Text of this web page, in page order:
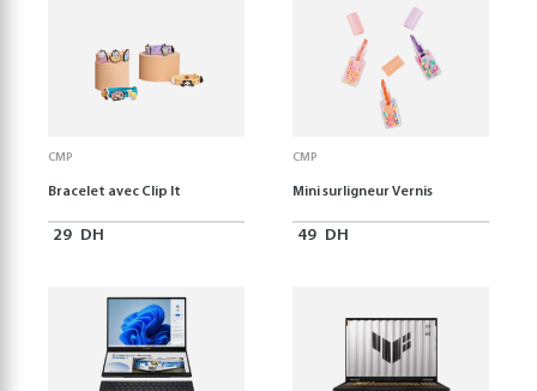
CMP
Bracelet avec Clip It
29 DH
CMP
Mini surligneur Vernis
49 DH